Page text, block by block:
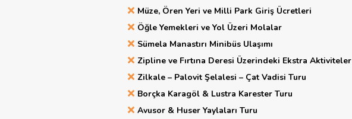
yerleşiyoruz. Karadeniz’in huzur veren atmosferinde dinlenerek yeni güne hazırlanıyoruz.
Müze, Ören Yeri ve Milli Park Giriş Ücretleri
Öğle Yemekleri ve Yol Üzeri Molalar
Sümela Manastırı Minibüs Ulaşımı
Zipline ve Fırtına Deresi Üzerindeki Ekstra Aktiviteler
Zilkale – Palovit Şelalesi – Çat Vadisi Turu
Borçka Karagöl & Lustra Karester Turu
Avusor & Huser Yaylaları Turu